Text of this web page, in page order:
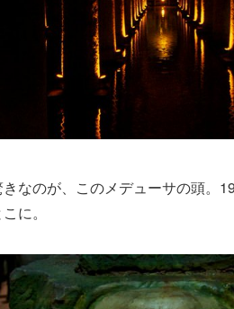
きなのが、このメデューサの頭。
に。